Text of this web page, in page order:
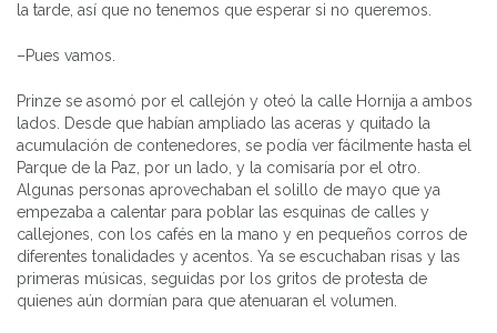
la tarde, así que no tenemos que esperar si no queremos.
–Pues vamos.
Prinze se asomó por el callejón y oteó la calle Hornija a ambos
lados. Desde que habían ampliado las aceras y quitado la
acumulación de contenedores, se podía ver fácilmente hasta el
Parque de la Paz, por un lado, y la comisaría por el otro.
Algunas personas aprovechaban el solillo de mayo que ya
empezaba a calentar para poblar las esquinas de calles y
callejones, con los cafés en la mano y en pequeños corros de
diferentes tonalidades y acentos. Ya se escuchaban risas y las
primeras músicas, seguidas por los gritos de protesta de
quienes aún dormían para que atenuaran el volumen.